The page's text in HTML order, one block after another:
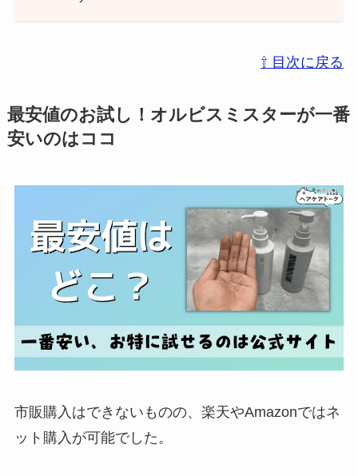
⇧ 目次に戻る
最安値のお試し！オルビスミスターが一番
安いのはココ
市販購入はできないものの、楽天やAmazonではネ
ット購入が可能でした。